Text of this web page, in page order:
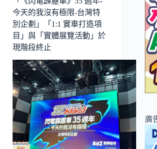
今天的我沒有極限-台灣特
別企劃」「1:1 實車打造項
目」與「實體展覽活動」於
現階段終止
廣